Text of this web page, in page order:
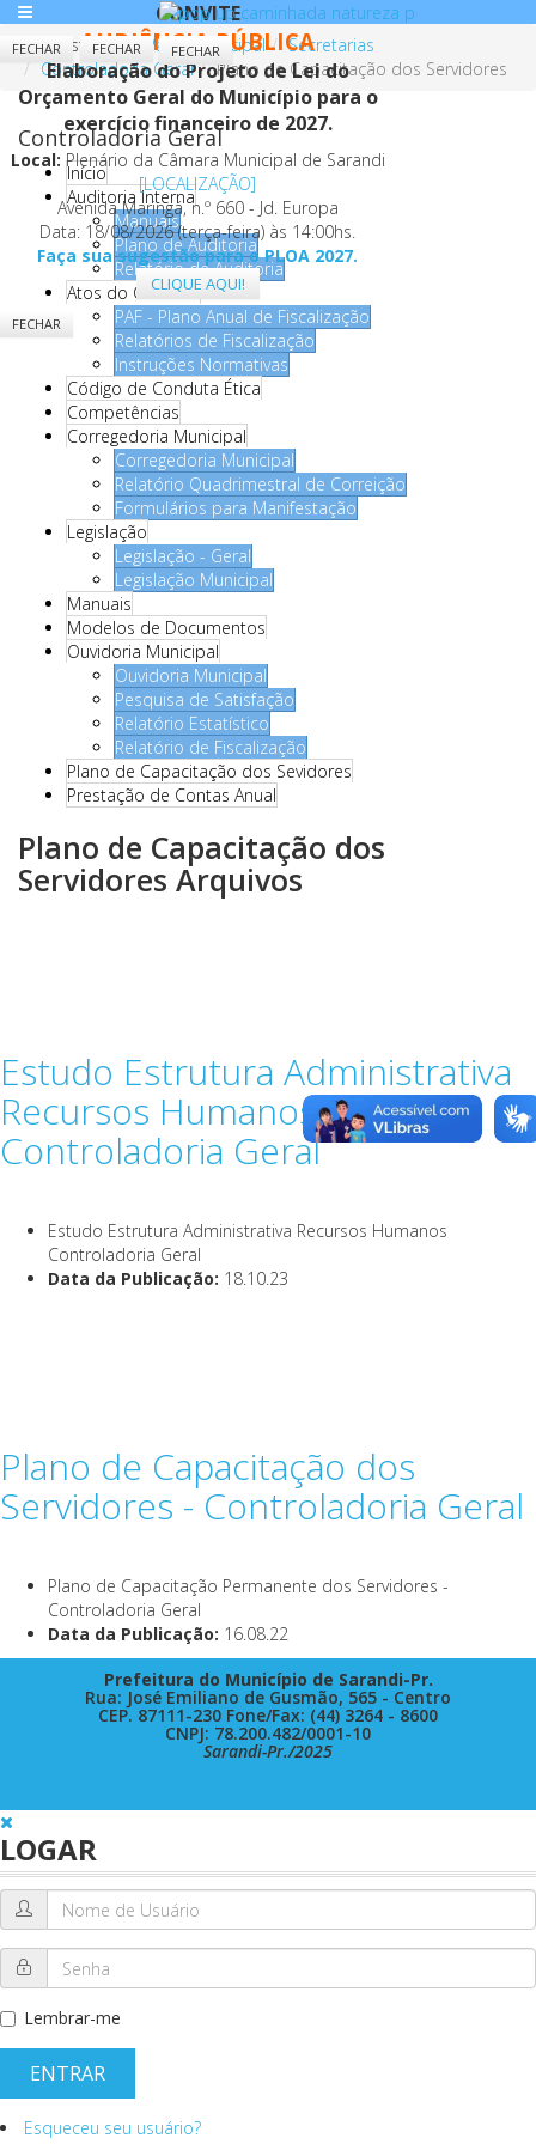
Você está aqui: Página Principal
Secretarias
Controladoria Geral
Plano de Capacitação dos Servidores
Controladoria Geral
Início
Auditoria Interna
Manuais
Plano de Auditoria
Relatório de Auditoria
Atos do Controle
PAF - Plano Anual de Fiscalização
Relatórios de Fiscalização
Instruções Normativas
Código de Conduta Ética
Competências
Corregedoria Municipal
Corregedoria Municipal
Relatório Quadrimestral de Correição
Formulários para Manifestação
Legislação
Legislação - Geral
Legislação Municipal
Manuais
Modelos de Documentos
Ouvidoria Municipal
Ouvidoria Municipal
Pesquisa de Satisfação
Relatório Estatístico
Relatório de Fiscalização
Plano de Capacitação dos Sevidores
Prestação de Contas Anual
Plano de Capacitação dos
Servidores Arquivos
Estudo Estrutura Administrativa
Recursos Humanos
Controladoria Geral
Estudo Estrutura Administrativa Recursos Humanos
Controladoria Geral
Data da Publicação: 18.10.23
Plano de Capacitação dos
Servidores - Controladoria Geral
Plano de Capacitação Permanente dos Servidores -
Controladoria Geral
Data da Publicação: 16.08.22
Prefeitura do Município de Sarandi-Pr.
Rua: José Emiliano de Gusmão, 565 - Centro
CEP. 87111-230 Fone/Fax: (44) 3264 - 8600
CNPJ: 78.200.482/0001-10
Sarandi-Pr./2025
LOGAR
Lembrar-me
ENTRAR
Esqueceu seu usuário?
FECHAR
CONVITE
AUDIÊNCIA PÚBLICA
Elaboração do Projeto de Lei do
Orçamento Geral do Município para o
exercício financeiro de 2027.
Local: Plenário da Câmara Municipal de Sarandi
[LOCALIZAÇÃO]
Avenida Maringá, n.º 660 - Jd. Europa
Data: 18/08/2026 (terça-feira) às 14:00hs.
Faça sua sugestão para o PLOA 2027.
CLIQUE AQUI!
FECHAR
FECHAR
FECHAR
FECHAR